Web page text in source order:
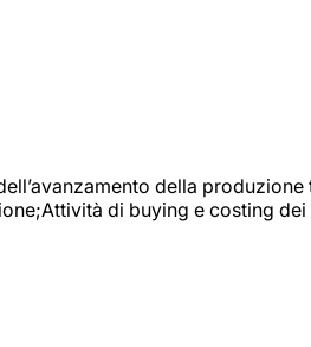
della
di buying e costing